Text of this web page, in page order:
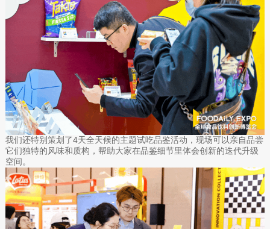
我们还特别策划了4天全天候的主题试吃品鉴活动，现场可以亲自品尝
它们独特的风味和质构，帮助大家在品鉴细节里体会创新的迭代升级
空间。